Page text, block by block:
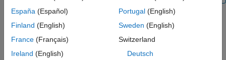
シミュレーション中のデータ ログ
España (Español)
Finland (English)
France (Français)
Ireland (English)
Portugal(English)
Sweden (English)
Switzerland
Deutsch